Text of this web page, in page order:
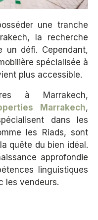
une tranche
la recherche
un défi. Cependant,
spécialisée à
plus accessible.
à Marrakech,
Marrakech,
dans les
les Riads, sont
quête du bien idéal.
approfondie
linguistiques
les vendeurs.